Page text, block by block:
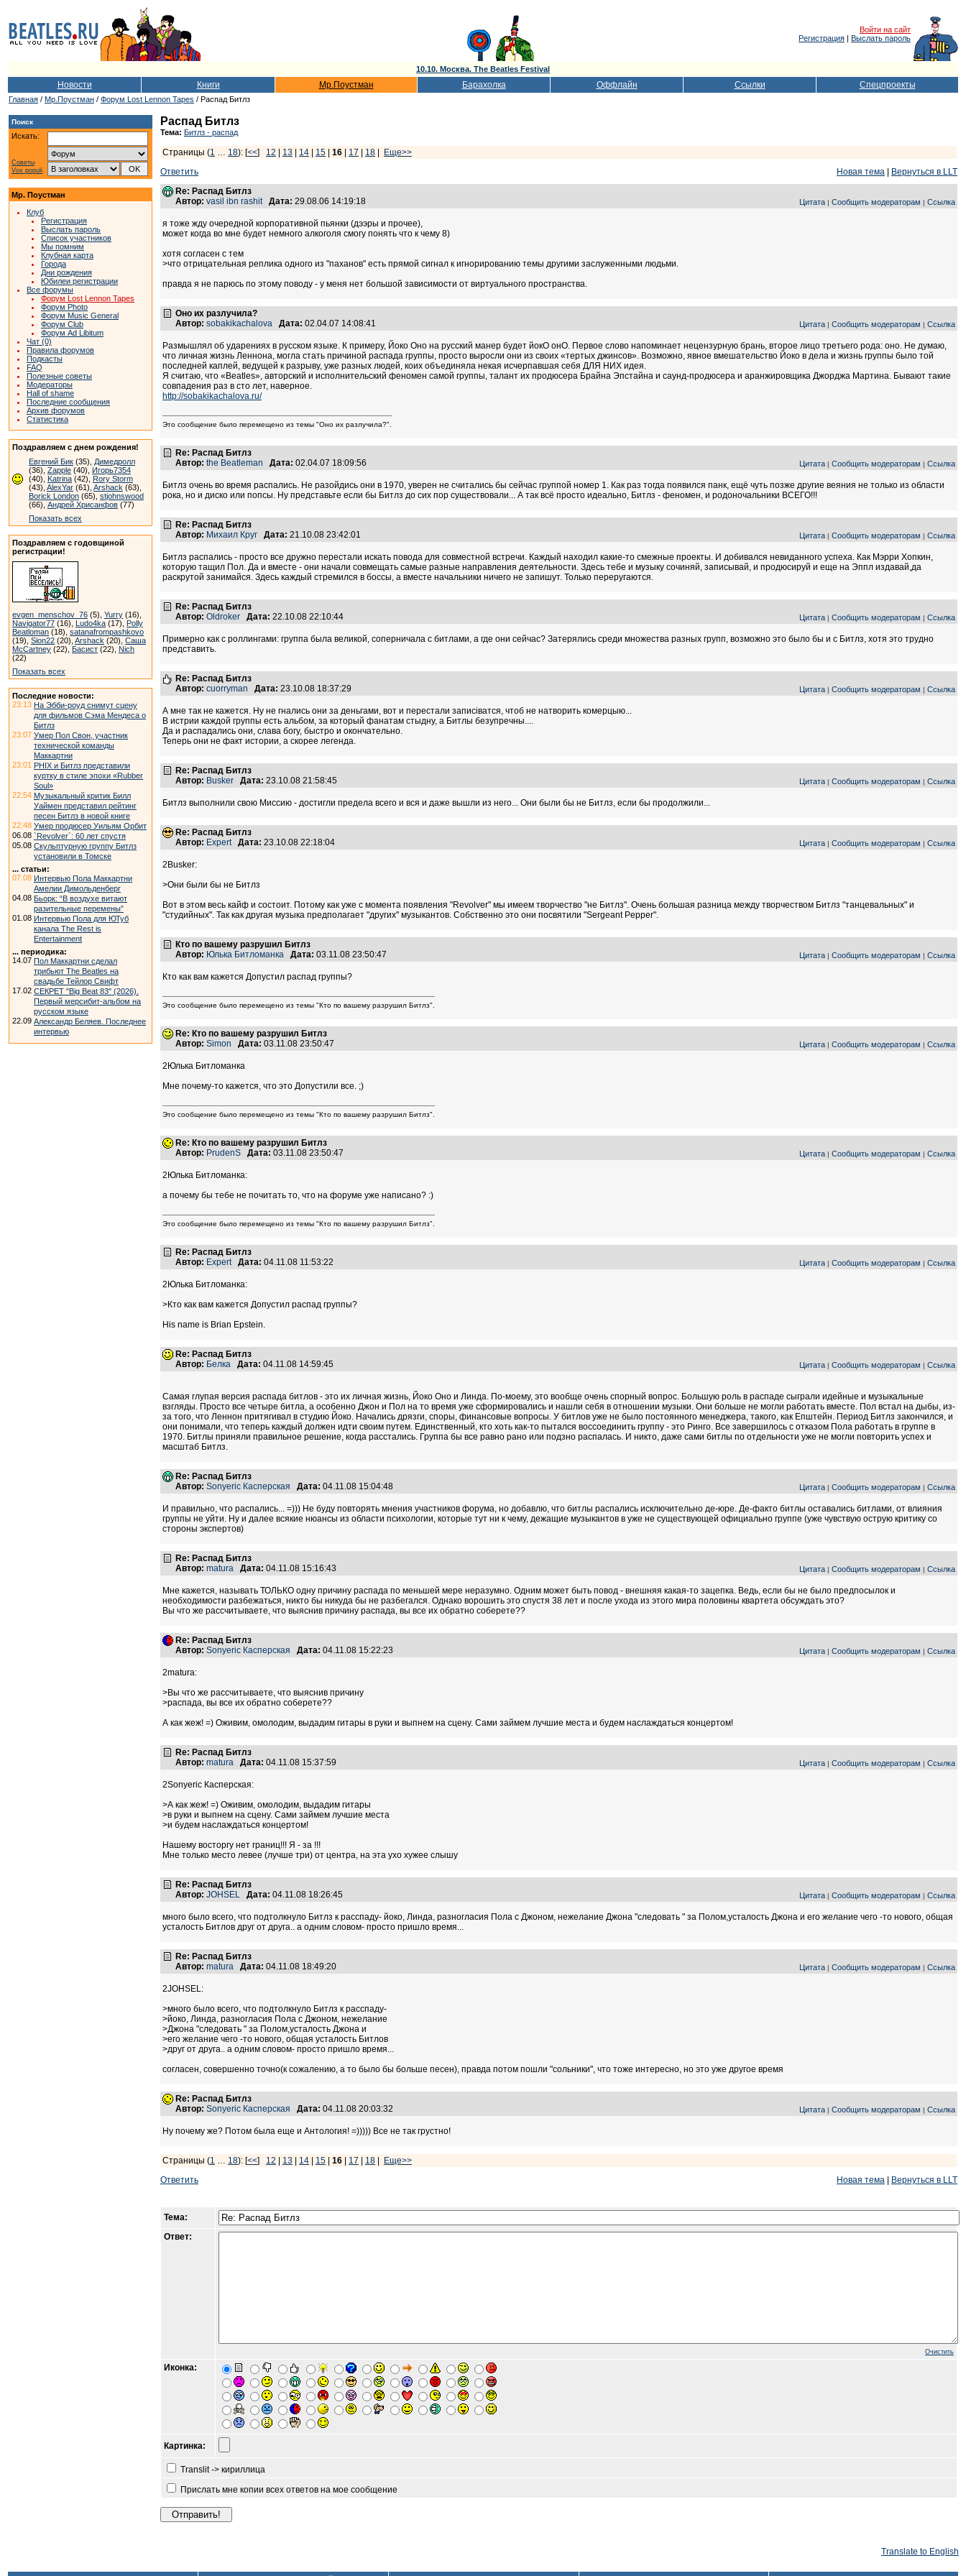
Войти на сайт
Регистрация | Выслать пароль
10.10. Москва. The Beatles Festival
Новости Книги Мр.Поустман Барахолка Оффлайн Ссылки Спецпроекты
Главная / Мр.Поустман / Форум Lost Lennon Tapes / Распад Битлз
Поиск
Искать:
Советы
Vox populi
Мр. Поустман
Клуб
Регистрация
Выслать пароль
Список участников
Мы помним
Клубная карта
Города
Дни рождения
Юбилеи регистрации
Все форумы
Форум Lost Lennon Tapes
Форум Photo
Форум Music General
Форум Club
Форум Ad Libitum
Чат (0)
Правила форумов
Подкасты
FAQ
Полезные советы
Модераторы
Hall of shame
Последние сообщения
Архив форумов
Статистика
Поздравляем с днем рождения!
Евгений Бик (35), Димедролл
(36), Zapple (40), Игорь7354
(40), Katrina (42), Rory Storm
(43), AlexYar (61), Arshack (63),
Borick London (65), stjohnswood
(66), Андрей Хрисанфов (77)
Показать всех
Поздравляем с годовщиной
регистрации!
evgen_menschov_76 (5), Yurry (16),
Navigator77 (16), Ludo4ka (17), Polly
Beatloman (18), satanafrompashkovo
(19), Sion22 (20), Arshack (20), Саша
McCartney (22), Басист (22), Nich
(22)
Показать всех
Последние новости:
23:13 На Эбби-роуд снимут сцену
для фильмов Сэма Мендеса о
Битлз
23:07 Умер Пол Свон, участник
технической команды
Маккартни
23:01 PHIX и Битлз представили
куртку в стиле эпохи «Rubber
Soul»
22:54 Музыкальный критик Билл
Уаймен представил рейтинг
песен Битлз в новой книге
22:48 Умер продюсер Уильям Орбит
06.08 `Revolver`: 60 лет спустя
05.08 Скульптурную группу Битлз
установили в Томске
... статьи:
07.08 Интервью Пола Маккартни
Амелии Димольденберг
04.08 Бьорк: “В воздухе витают
разительные перемены”
01.08 Интервью Пола для ЮТуб
канала The Rest is
Entertainment
... периодика:
14.07 Пол Маккартни сделал
трибьют The Beatles на
свадьбе Тейлор Свифт
17.02 СЕКРЕТ "Big Beat 83" (2026).
Первый мерсибит-альбом на
русском языке
22.09 Александр Беляев. Последнее
интервью
Распад Битлз
Тема: Битлз - распад
Страницы (1 … 18): [<<] 12 13 14 15 16 17 18
Еще>>
Ответить
Новая тема
Вернуться в LLT
Re: Распад Битлз
Автор: vasil ibn rashit Дата: 29.08.06 14:19:18 Цитата | Сообщить модераторам | Ссылка
я тоже жду очередной корпоративной пьянки (дээры и прочее),
может когда во мне будет немного алкоголя смогу понять что к чему 8)
хотя согласен с тем
>что отрицательная реплика одного из "паханов" есть прямой сигнал к игнорированию темы другими заслуженными людьми.
правда я не парюсь по этому поводу - у меня нет большой зависимости от виртуального пространства.
Оно их разлучила?
Автор: sobakikachalova Дата: 02.04.07 14:08:41 Цитата | Сообщить модераторам | Ссылка
Размышлял об ударениях в русском языке. К примеру, Йоко Оно на русский манер будет йокО онО. Первое слово напоминает нецензурную брань, второе лицо третьего рода: оно. Не думаю,
что личная жизнь Леннона, могла стать причиной распада группы, просто выросли они из своих «тертых джинсов». Возможно, явное вмешательство Йоко в дела и жизнь группы было той
последней каплей, ведущей к разрыву, уже разных людей, коих объединяла некая исчерпавшая себя ДЛЯ НИХ идея.
Я считаю, что «Beatles», авторский и исполнительский феномен самой группы, талант их продюсера Брайна Эпстайна и саунд-продюсера и аранжировщика Джорджа Мартина. Бывают такие
совпадения раз в сто лет, наверное.
http://sobakikachalova.ru/
Это сообщение было перемещено из темы "Оно их разлучила?".
Re: Распад Битлз
Автор: the Beatleman Дата: 02.04.07 18:09:56 Цитата | Сообщить модераторам | Ссылка
Битлз очень во время распались. Не разойдись они в 1970, уверен не считались бы сейчас группой номер 1. Как раз тогда появился панк, ещё чуть позже другие веяния не только из области
рока, но и диско или попсы. Ну представьте если бы Битлз до сих пор существовали... А так всё просто идеально, Битлз - феномен, и родоночальники ВСЕГО!!!
Re: Распад Битлз
Автор: Михаил Круг Дата: 21.10.08 23:42:01 Цитата | Сообщить модераторам | Ссылка
Битлз распались - просто все дружно перестали искать повода для совместной встречи. Каждый находил какие-то смежные проекты. И добивался невиданного успеха. Как Мэрри Хопкин,
которую тащил Пол. Да и вместе - они начали совмещать самые разные направления деятельности. Здесь тебе и музыку сочиняй, записывай, и продюсируй и еще на Эппл издавай,да
раскрутой занимайся. Здесь каждый стремился в боссы, а вместе начальники ничего не запишут. Только переругаются.
Re: Распад Битлз
Автор: Oldroker Дата: 22.10.08 22:10:44 Цитата | Сообщить модераторам | Ссылка
Примерно как с роллингами: группа была великой, соперничала с битлами, а где они сейчас? Затерялись среди множества разных групп, возможно это было бы и с Битлз, хотя это трудно
представить.
Re: Распад Битлз
Автор: cuorryman Дата: 23.10.08 18:37:29 Цитата | Сообщить модераторам | Ссылка
А мне так не кажется. Ну не гнались они за деньгами, вот и перестали записіватся, чтоб не натворить комерцыю...
В истрии каждой группы есть альбом, за который фанатам стыдну, а Битлы безупречны....
Да и распадались они, слава богу, быстро и окончательно.
Теперь они не факт истории, а скорее легенда.
Re: Распад Битлз
Автор: Busker Дата: 23.10.08 21:58:45 Цитата | Сообщить модераторам | Ссылка
Битлз выполнили свою Миссию - достигли предела всего и вся и даже вышли из него... Они были бы не Битлз, если бы продолжили...
Re: Распад Битлз
Автор: Expert Дата: 23.10.08 22:18:04 Цитата | Сообщить модераторам | Ссылка
2Busker:
>Они были бы не Битлз
Вот в этом весь кайф и состоит. Потому как уже с момента появления "Revolver" мы имеем творчество "не Битлз". Очень большая разница между творчеством Битлз "танцевальных" и
"студийных". Так как другая музыка предполагает "других" музыкантов. Собственно это они посвятили "Sergeant Pepper".
Кто по вашему разрушил Битлз
Автор: Юлька Битломанка Дата: 03.11.08 23:50:47 Цитата | Сообщить модераторам | Ссылка
Кто как вам кажется Допустил распад группы?
Это сообщение было перемещено из темы "Кто по вашему разрушил Битлз".
Re: Кто по вашему разрушил Битлз
Автор: Simon Дата: 03.11.08 23:50:47 Цитата | Сообщить модераторам | Ссылка
2Юлька Битломанка
Мне почему-то кажется, что это Допустили все. ;)
Это сообщение было перемещено из темы "Кто по вашему разрушил Битлз".
Re: Кто по вашему разрушил Битлз
Автор: PrudenS Дата: 03.11.08 23:50:47 Цитата | Сообщить модераторам | Ссылка
2Юлька Битломанка:
а почему бы тебе не почитать то, что на форуме уже написано? :)
Это сообщение было перемещено из темы "Кто по вашему разрушил Битлз".
Re: Распад Битлз
Автор: Expert Дата: 04.11.08 11:53:22 Цитата | Сообщить модераторам | Ссылка
2Юлька Битломанка:
>Кто как вам кажется Допустил распад группы?
His name is Brian Epstein.
Re: Распад Битлз
Автор: Белка Дата: 04.11.08 14:59:45 Цитата | Сообщить модераторам | Ссылка
Самая глупая версия распада битлов - это их личная жизнь, Йоко Оно и Линда. По-моему, это вообще очень спорный вопрос. Большую роль в распаде сыграли идейные и музыкальные
взгляды. Просто все четыре битла, а особенно Джон и Пол на то время уже сформировались и нашли себя в отношении музыки. Они больше не могли работать вместе. Пол встал на дыбы, из-
за того, что Леннон притягивал в студию Йоко. Начались дрязги, споры, финансовые вопросы. У битлов уже не было постоянного менеджера, такого, как Епштейн. Период Битлз закончился, и
они понимали, что теперь каждый должен идти своим путем. Единственный, кто хоть как-то пытался воссоединить группу - это Ринго. Все завершилось с отказом Пола работать в группе в
1970. Битлы приняли правильное решение, когда расстались. Группа бы все равно рано или подзно распалась. И никто, даже сами битлы по отдельности уже не могли повторить успех и
масштаб Битлз.
Re: Распад Битлз
Автор: Sonyeric Касперская Дата: 04.11.08 15:04:48 Цитата | Сообщить модераторам | Ссылка
И правильно, что распались... =))) Не буду повторять мнения участников форума, но добавлю, что битлы распались исключительно де-юре. Де-факто битлы оставались битлами, от влияния
группы не уйти. Ну и далее всякие нюансы из области психологии, которые тут ни к чему, дежащие музыкантов в уже не существующей официально группе (уже чувствую острую критику со
стороны экспертов)
Re: Распад Битлз
Автор: matura Дата: 04.11.08 15:16:43 Цитата | Сообщить модераторам | Ссылка
Мне кажется, называть ТОЛЬКО одну причину распада по меньшей мере неразумно. Одним может быть повод - внешняя какая-то зацепка. Ведь, если бы не было предпосылок и
необходимости разбежаться, никто бы никуда бы не разбегался. Однако ворошить это спустя 38 лет и после ухода из этого мира половины квартета обсуждать это?
Вы что же рассчитываете, что выяснив причину распада, вы все их обратно соберете??
Re: Распад Битлз
Автор: Sonyeric Касперская Дата: 04.11.08 15:22:23 Цитата | Сообщить модераторам | Ссылка
2matura:
>Вы что же рассчитываете, что выяснив причину
>распада, вы все их обратно соберете??
А как жеж! =) Оживим, омолодим, выдадим гитары в руки и выпнем на сцену. Сами займем лучшие места и будем наслаждаться концертом!
Re: Распад Битлз
Автор: matura Дата: 04.11.08 15:37:59 Цитата | Сообщить модераторам | Ссылка
2Sonyeric Касперская:
>А как жеж! =) Оживим, омолодим, выдадим гитары
>в руки и выпнем на сцену. Сами займем лучшие места
>и будем наслаждаться концертом!
Нашему восторгу нет границ!!! Я - за !!!
Мне только место левее (лучше три) от центра, на эта ухо хужее слышу
Re: Распад Битлз
Автор: JOHSEL Дата: 04.11.08 18:26:45 Цитата | Сообщить модераторам | Ссылка
много было всего, что подтолкнуло Битлз к расспаду- йоко, Линда, разногласия Пола с Джоном, нежелание Джона "следовать " за Полом,усталость Джона и его желание чего -то нового, общая
усталость Битлов друг от друга.. а одним словом- просто пришло время...
Re: Распад Битлз
Автор: matura Дата: 04.11.08 18:49:20 Цитата | Сообщить модераторам | Ссылка
2JOHSEL:
>много было всего, что подтолкнуло Битлз к расспаду-
>йоко, Линда, разногласия Пола с Джоном, нежелание
>Джона "следовать " за Полом,усталость Джона и
>его желание чего -то нового, общая усталость Битлов
>друг от друга.. а одним словом- просто пришло время...
согласен, совершенно точно(к сожалению, а то было бы больше песен), правда потом пошли "сольники", что тоже интересно, но это уже другое время
Re: Распад Битлз
Автор: Sonyeric Касперская Дата: 04.11.08 20:03:32 Цитата | Сообщить модераторам | Ссылка
Ну почему же? Потом была еще и Антология! =))))) Все не так грустно!
Страницы (1 … 18): [<<] 12 13 14 15 16 17 18
Еще>>
Ответить
Новая тема Вернуться в LLT
Тема:
Ответ:
Очистить
Иконка:
Картинка:
Translit -> кириллица
Прислать мне копии всех ответов на мое сообщение
Translate to English